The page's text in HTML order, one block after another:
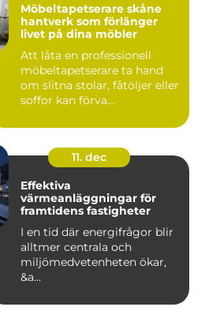
Möbeltapetserare skåne
hantverk som förlänger
livet på dina möbler
Att låta en professionell
möbeltapetserare ta hand
om slitna stolar, fåtöljer eller
soffor kan förva...
11. dec
Effektiva
värmeanläggningar för
framtidens fastigheter
I en tid där energifrågor blir
alltmer centrala och
miljömedvetenheten ökar,
&a...